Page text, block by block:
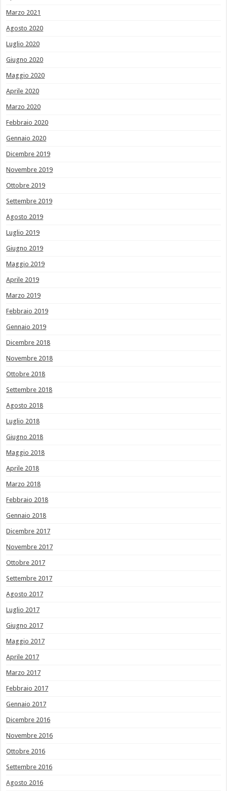
Marzo 2021
Agosto 2020
Luglio 2020
Giugno 2020
Maggio 2020
Aprile 2020
Marzo 2020
Febbraio 2020
Gennaio 2020
Dicembre 2019
Novembre 2019
Ottobre 2019
Settembre 2019
Agosto 2019
Luglio 2019
Giugno 2019
Maggio 2019
Aprile 2019
Marzo 2019
Febbraio 2019
Gennaio 2019
Dicembre 2018
Novembre 2018
Ottobre 2018
Settembre 2018
Agosto 2018
Luglio 2018
Giugno 2018
Maggio 2018
Aprile 2018
Marzo 2018
Febbraio 2018
Gennaio 2018
Dicembre 2017
Novembre 2017
Ottobre 2017
Settembre 2017
Agosto 2017
Luglio 2017
Giugno 2017
Maggio 2017
Aprile 2017
Marzo 2017
Febbraio 2017
Gennaio 2017
Dicembre 2016
Novembre 2016
Ottobre 2016
Settembre 2016
Agosto 2016